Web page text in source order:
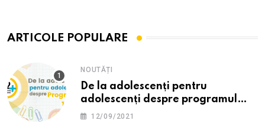
ARTICOLE POPULARE
NOUTĂȚI
De la adolescenți pentru
adolescenți despre programul
12PLUS
12/09/2021